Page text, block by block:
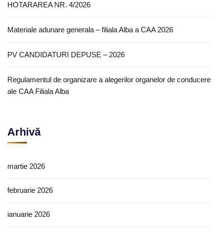
HOTARAREA NR. 4/2026
Materiale adunare generala – filiala Alba a CAA 2026
PV CANDIDATURI DEPUSE – 2026
Regulamentul de organizare a alegerilor organelor de conducere
ale CAA Filiala Alba
Arhivă
martie 2026
februarie 2026
ianuarie 2026